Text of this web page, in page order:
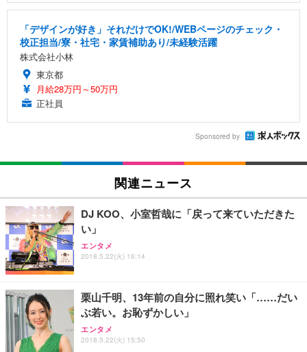
「デザインが好き」それだけでOK!/WEBページのチェック・
校正担当/寮・社宅・家賃補助あり/未経験活躍
株式会社小林
東京都
月給28万円～50万円
正社員
Sponsored by
関連ニュース
DJ KOO、小室哲哉に「戻って来ていただきた
い」
エンタメ
2018.5.22(火) 16:14
栗山千明、13年前の自分に照れ笑い「……だい
ぶ若い。お恥ずかしい」
エンタメ
2018.5.22(火) 15:50